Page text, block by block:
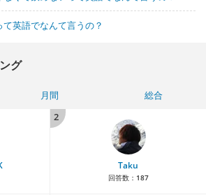
英語でなんて言うの？
グ
月間
総合
2
Taku
回答数： 187